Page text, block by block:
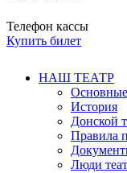
Телефон кассы
Купить билет
НАШ ТЕАТР
История
Донской
Правила
Люди